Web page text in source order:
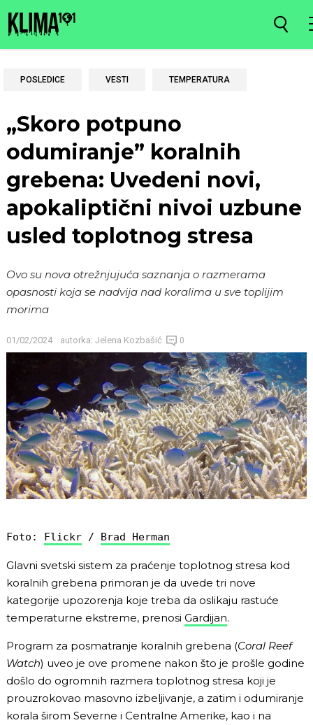
POSLEDICE VESTI TEMPERATURA
„Skoro potpuno
odumiranje” koralnih
grebena: Uvedeni novi,
apokaliptični nivoi uzbune
usled toplotnog stresa
Ovo su nova otrežnjujuća saznanja o razmerama
opasnosti koja se nadvija nad koralima u sve toplijim
morima
01/02/2024 autorka: Jelena Kozbašić 0
Foto: Flickr / Brad Herman
Glavni svetski sistem za praćenje toplotnog stresa kod
koralnih grebena primoran je da uvede tri nove
kategorije upozorenja koje treba da oslikaju rastuće
temperaturne ekstreme, prenosi Gardijan.
Program za posmatranje koralnih grebena (Coral Reef
Watch) uveo je ove promene nakon što je prošle godine
došlo do ogromnih razmera toplotnog stresa koji je
prouzrokovao masovno izbeljivanje, a zatim i odumiranje
korala širom Severne i Centralne Amerike, kao i na